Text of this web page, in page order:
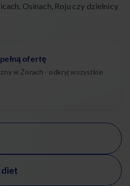
Osinach, Roju czy dzielnicy
ofertę
w Żorach - odkryj wszystkie
diet